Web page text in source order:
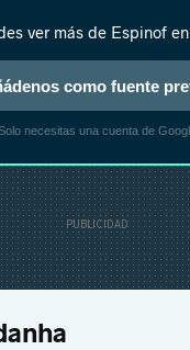
REALITY ANIME
ver más de Espinof
como fuente
necesitas una cuenta de